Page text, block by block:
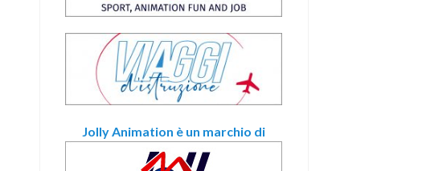
Jolly Animation è un marchio di